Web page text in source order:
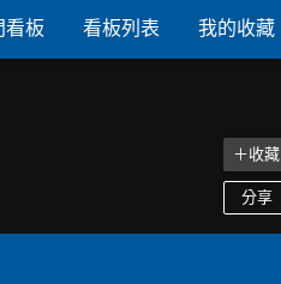
看板 看板列表 我的收藏
＋收藏
分享